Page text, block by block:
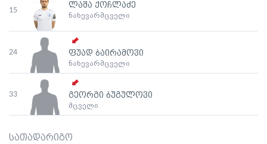
15
ლაშა ქოჩლაძე
ნახევარმცველი
24 ფუად ბაირამოვი
ნახევარმცველი
33 გეორგი ბუგულოვი
მცველი
სათადარიგო